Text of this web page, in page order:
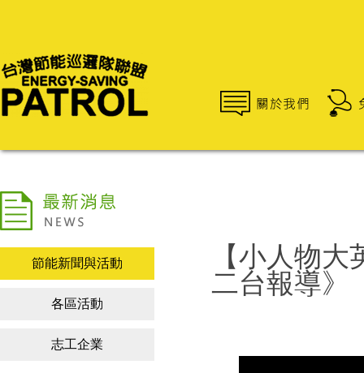
節能新聞與活動
各區活動
志工企業
【小人物
二台報導》